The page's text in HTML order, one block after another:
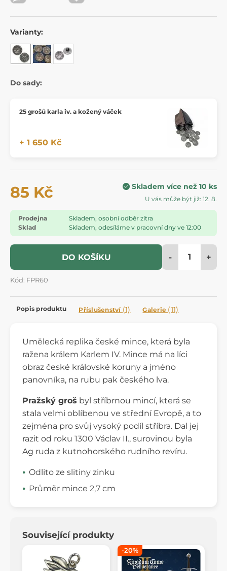
Varianty:
Do sady:
25 grošů karla iv. a kožený váček
+ 1 650 Kč
85 Kč Skladem více než 10 ks
U vás může být již: 12. 8.
Prodejna
Skladem, osobní odběr zítra
Sklad
Skladem, odesíláme v pracovní dny ve 12:00
DO KOŠÍKU - +
Kód: FPR60
Popis produktu Příslušenství (1) Galerie (11)
Umělecká replika české mince, která byla
ražena králem Karlem IV. Mince má na líci
obraz české královské koruny a jméno
panovníka, na rubu pak českého lva.
Pražský groš byl stříbrnou mincí, která se
stala velmi oblíbenou ve střední Evropě, a to
zejména pro svůj vysoký podíl stříbra. Dal jej
razit od roku 1300 Václav II., surovinou byla
Ag ruda z kutnohorského rudního revíru.
Odlito ze slitiny zinku
Průměr mince 2,7 cm
Související produkty
-20%